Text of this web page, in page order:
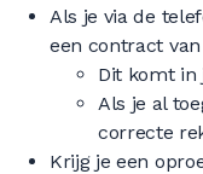
Als je via de
een contract van
Dit komt in
Als je al
correcte
Krijg je een